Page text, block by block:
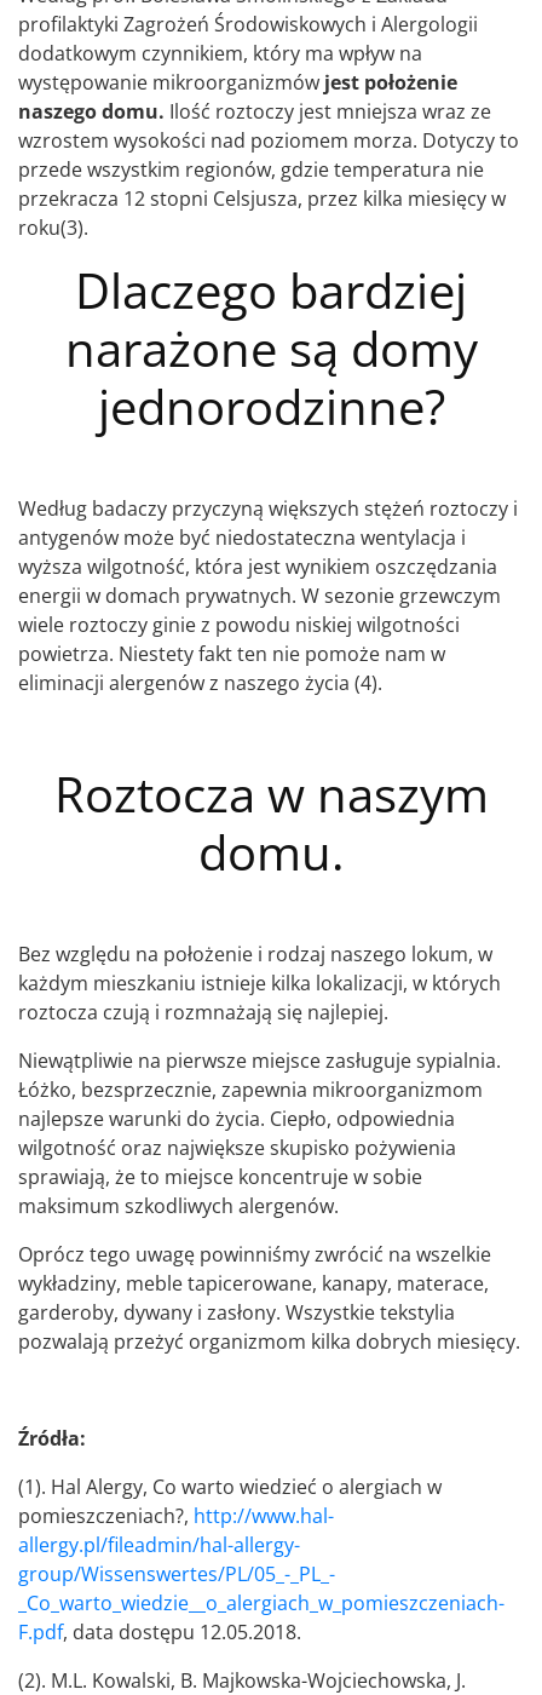
profilaktyki Zagrożeń Środowiskowych i Alergologii
dodatkowym czynnikiem, który ma wpływ na
występowanie mikroorganizmów jest położenie
naszego domu. Ilość roztoczy jest mniejsza wraz ze
wzrostem wysokości nad poziomem morza. Dotyczy to
przede wszystkim regionów, gdzie temperatura nie
przekracza 12 stopni Celsjusza, przez kilka miesięcy w
roku(3).
Dlaczego bardziej
narażone są domy
jednorodzinne?
Według badaczy przyczyną większych stężeń roztoczy i
antygenów może być niedostateczna wentylacja i
wyższa wilgotność, która jest wynikiem oszczędzania
energii w domach prywatnych. W sezonie grzewczym
wiele roztoczy ginie z powodu niskiej wilgotności
powietrza. Niestety fakt ten nie pomoże nam w
eliminacji alergenów z naszego życia (4).
Roztocza w naszym
domu.
Bez względu na położenie i rodzaj naszego lokum, w
każdym mieszkaniu istnieje kilka lokalizacji, w których
roztocza czują i rozmnażają się najlepiej.
Niewątpliwie na pierwsze miejsce zasługuje sypialnia.
Łóżko, bezsprzecznie, zapewnia mikroorganizmom
najlepsze warunki do życia. Ciepło, odpowiednia
wilgotność oraz największe skupisko pożywienia
sprawiają, że to miejsce koncentruje w sobie
maksimum szkodliwych alergenów.
Oprócz tego uwagę powinniśmy zwrócić na wszelkie
wykładziny, meble tapicerowane, kanapy, materace,
garderoby, dywany i zasłony. Wszystkie tekstylia
pozwalają przeżyć organizmom kilka dobrych miesięcy.
Źródła:
(1). Hal Alergy, Co warto wiedzieć o alergiach w
pomieszczeniach?, http://www.hal-
allergy.pl/fileadmin/hal-allergy-
group/Wissenswertes/PL/05_-_PL_-
_Co_warto_wiedzie__o_alergiach_w_pomieszczeniach-
F.pdf, data dostępu 12.05.2018.
(2). M.L. Kowalski, B. Majkowska-Wojciechowska, J.